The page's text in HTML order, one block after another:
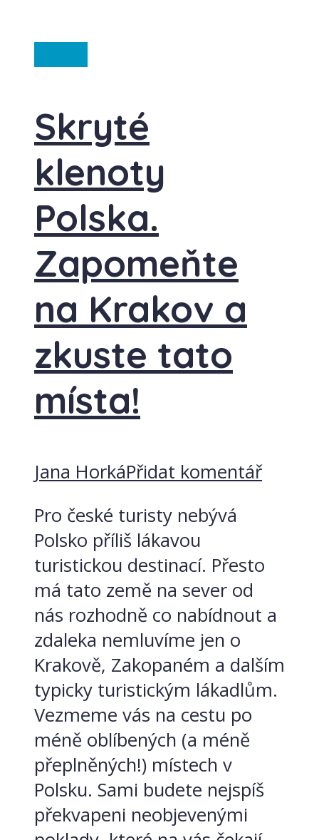
Skryté
klenoty
Polska.
Zapomeňte
na Krakov a
zkuste tato
místa!
Jana HorkáPřidat komentář
Pro české turisty nebývá
Polsko příliš lákavou
turistickou destinací. Přesto
má tato země na sever od
nás rozhodně co nabídnout a
zdaleka nemluvíme jen o
Krakově, Zakopaném a dalším
typicky turistickým lákadlům.
Vezmeme vás na cestu po
méně oblíbených (a méně
přeplněných!) místech v
Polsku. Sami budete nejspíš
překvapeni neobjevenými